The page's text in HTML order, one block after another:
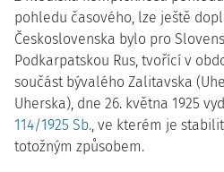
pohledu časového, lze ještě
Československa bylo pro
Podkarpatskou Rus, tvořící v
součást bývalého Zalitavska
Uherska), dne 26. května 1925
114/1925 Sb., ve kterém je
totožným způsobem.